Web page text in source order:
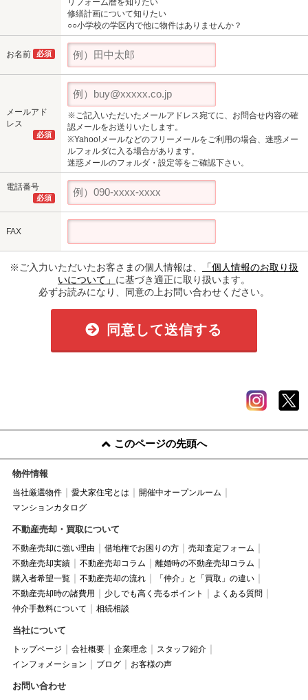
修繕計画について知りたい
○○小学校の学区内で他に物件はありませんか？
お名前 必須
メールアド
レス
必須
※ご記入いただいたメールアドレス宛てに、お問合せ内容の確
認メールをお送りいたします。
※Yahoo!メールなどのフリーメールをご利用の場合、迷惑メー
ルフォルダに入る場合があります。
迷惑メールのフォルダ・設定等をご確認下さい。
電話番号
必須
FAX
※ご入力いただいたお客さまの個人情報は、
「個人情報のお取り扱
いについて」 に基づき適正に取り扱います。
必ずお読みになり、同意の上お問い合わせください。
同意して送信する
このページの先頭へ
物件情報
当社厳選物件 愛犬家住宅とは
開催中オープンルーム
マンションカタログ
不動産売却・買取について
不動産売却に強い理由 借地権でお困りの方
売却査定フォーム
不動産売却実績
不動産売却コラム
離婚時の不動産売却コラム
購入者希望一覧
不動産売却の流れ
「仲介」と「買取」の違い
不動産売却時の諸費用
少しでも高く売るポイント
よくある質問
仲介手数料について
相続相談
当社について
トップページ 会社概要 企業理念
スタッフ紹介
インフォメーション
ブログ お客様の声
お問い合わせ